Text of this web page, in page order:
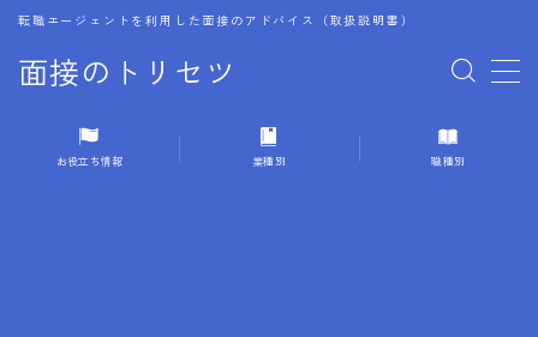
面接のトリセツ
転職エージェントを利用した面接のアドバイス（取扱説明書）
MENU
1.成功する面接戦略
お役立ち情報 業種別 職種別